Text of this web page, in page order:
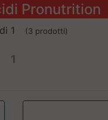
Pronutrition
1 (3 prodotti)
1